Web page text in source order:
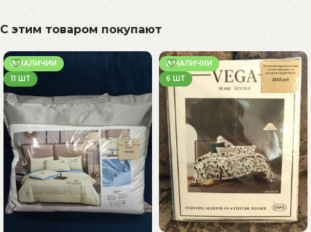
С этим товаром покупают
В НАЛИЧИИ
11 ШТ
В НАЛИЧИИ
6 ШТ